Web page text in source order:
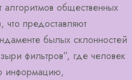
алгоритмов общественных
что предоставляют
былых склонностей
фильтров”, где человек
информацию,